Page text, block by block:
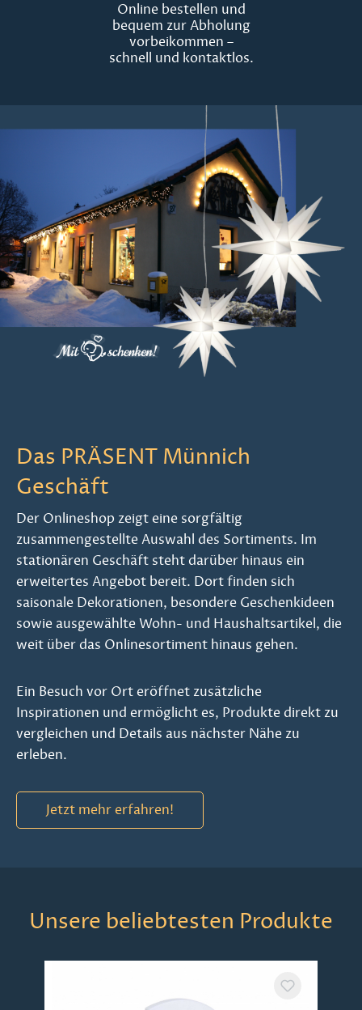
Online bestellen und
bequem zur Abholung
vorbeikommen –
schnell und kontaktlos.
Das PRÄSENT Münnich
Geschäft
Der Onlineshop zeigt eine sorgfältig
zusammengestellte Auswahl des Sortiments. Im
stationären Geschäft steht darüber hinaus ein
erweitertes Angebot bereit. Dort finden sich
saisonale Dekorationen, besondere Geschenkideen
sowie ausgewählte Wohn- und Haushaltsartikel, die
weit über das Onlinesortiment hinaus gehen.
Ein Besuch vor Ort eröffnet zusätzliche
Inspirationen und ermöglicht es, Produkte direkt zu
vergleichen und Details aus nächster Nähe zu
erleben.
Jetzt mehr erfahren!
Unsere beliebtesten Produkte